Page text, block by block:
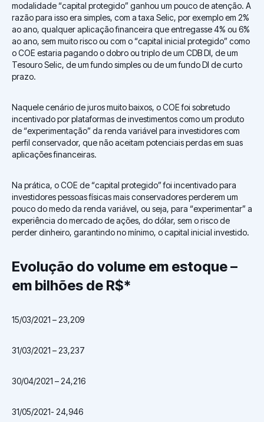
modalidade “capital protegido” ganhou um pouco de atenção. A
razão para isso era simples, com a taxa Selic, por exemplo em 2%
ao ano, qualquer aplicação financeira que entregasse 4% ou 6%
ao ano, sem muito risco ou com o “capital inicial protegido” como
o COE estaria pagando o dobro ou triplo de um CDB DI, de um
Tesouro Selic, de um fundo simples ou de um fundo DI de curto
prazo.
Naquele cenário de juros muito baixos, o COE foi sobretudo
incentivado por plataformas de investimentos como um produto
de “experimentação” da renda variável para investidores com
perfil conservador, que não aceitam potenciais perdas em suas
aplicações financeiras.
Na prática, o COE de “capital protegido” foi incentivado para
investidores pessoas físicas mais conservadores perderem um
pouco do medo da renda variável, ou seja, para “experimentar” a
experiência do mercado de ações, do dólar, sem o risco de
perder dinheiro, garantindo no mínimo, o capital inicial investido.
Evolução do volume em estoque –
em bilhões de R$*
15/03/2021 – 23,209
31/03/2021 – 23,237
30/04/2021 – 24,216
31/05/2021- 24,946